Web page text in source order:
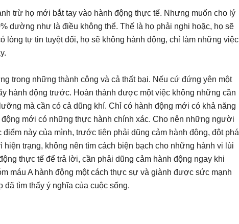
trừ họ mới bắt tay vào hành động thực tế. Nhưng muốn cho lý
dường như là điều không thể. Thế là họ phải nghi hoặc, họ sẽ
lòng tự tin tuyệt đối, họ sẽ không hành động, chỉ làm những việc
trong những thành công và cả thất bại. Nếu cứ đứng yên một
hành động trước. Hoàn thành được một việc không những cần
mà cần có cả dũng khí. Chỉ có hành động mới có khả năng
mới có những thực hành chính xác. Cho nên những người
này của mình, trước tiên phải dũng cảm hành động, đột phá
hiện trạng, không nên tìm cách biện bạch cho những hành vi lùi
thực tế để trả lời, cần phải dũng cảm hành động ngay khi
máu A hành động một cách thực sự và giành được sức mạnh
tìm thấy ý nghĩa của cuộc sống.